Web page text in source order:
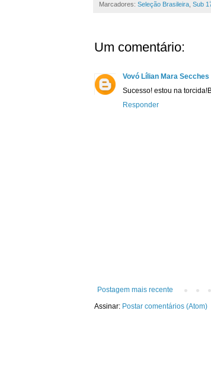
Marcadores: Seleção Brasileira, Sub
Um comentário:
Vovó Lílian Mara
Sucesso! estou na
Responder
Postagem mais recente
Assinar: Postar comentários (Atom)